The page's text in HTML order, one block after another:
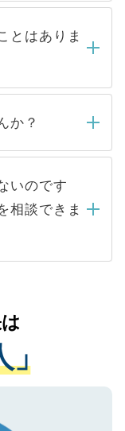
ご連絡をせて
待ちくださ
ている求人の
ご覧いただ
公開求人は
公開してい
のある医療機
が殺到する場
った人材の
ースが増え
とはありま
一切ありませ
をいただい
ん。内定先へ
ナーが行い
か？
ありませんの
からの登録
人情報は、
転職活動の
お預かりし
ご本人の許可
ての厳密な
に付与され
済みです。
ください。
いのです
相談できま
状況や紹介
ドバイスを
転職をされ
が可能です
。